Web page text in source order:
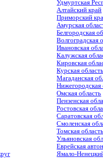
Удмуртская
Алтайский край
Приморский
Амурская
Белгородская
Волгоградская
Ивановская
Калужская
Кировская
Курская
Магаданская
Нижегородская
Омская область
Пензенская
Ростовская
Саратовская
Смоленская
Томская
Ульяновская
Еврейская
Ямало-